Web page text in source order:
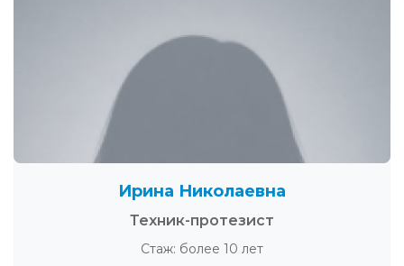
Ирина Николаевна
Техник-протезист
Стаж: более 10 лет